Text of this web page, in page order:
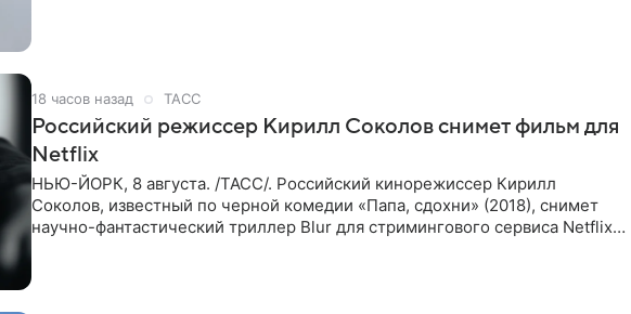
18 часов назад ТАСС
Российский режиссер Кирилл Соколов снимет фильм для
Netflix
НЬЮ-ЙОРК, 8 августа. /ТАСС/. Российский кинорежиссер Кирилл
Соколов, известный по черной комедии «Папа, сдохни» (2018), снимет
научно-фантастический триллер Blur для стримингового сервиса Netflix.